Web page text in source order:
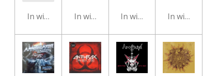
In winkelwagenIn winkelwagenIn winkelwagen
In